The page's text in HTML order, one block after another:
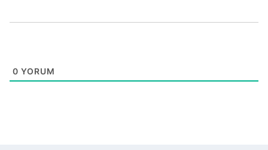
0 YORUM